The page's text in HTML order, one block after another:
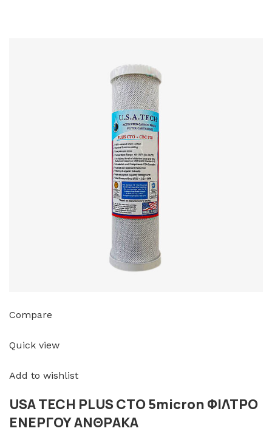
Compare
Quick view
Add to wishlist
USA TECH PLUS CTO 5micron ΦΙΛΤΡΟ
ΕΝΕΡΓΟΥ ΑΝΘΡΑΚΑ